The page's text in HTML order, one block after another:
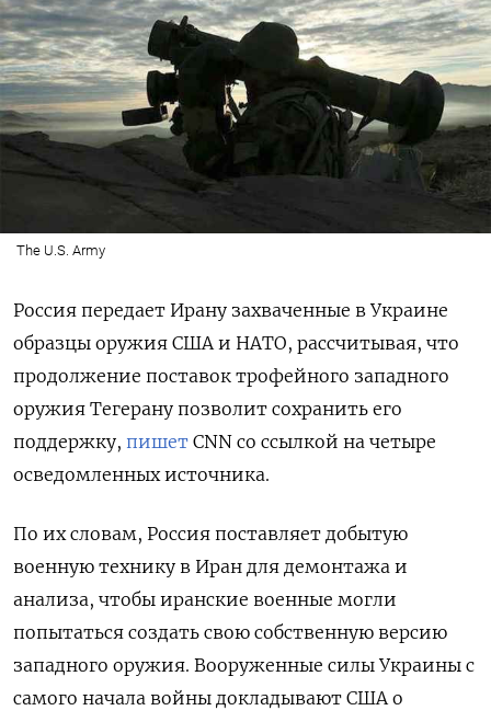
The U.S. Army
Россия передает Ирану захваченные в Украине
образцы оружия США и НАТО, рассчитывая, что
продолжение поставок трофейного западного
оружия Тегерану позволит сохранить его
поддержку, пишет CNN со ссылкой на четыре
осведомленных источника.
По их словам, Россия поставляет добытую
военную технику в Иран для демонтажа и
анализа, чтобы иранские военные могли
попытаться создать свою собственную версию
западного оружия. Вооруженные силы Украины с
самого начала войны докладывают США о